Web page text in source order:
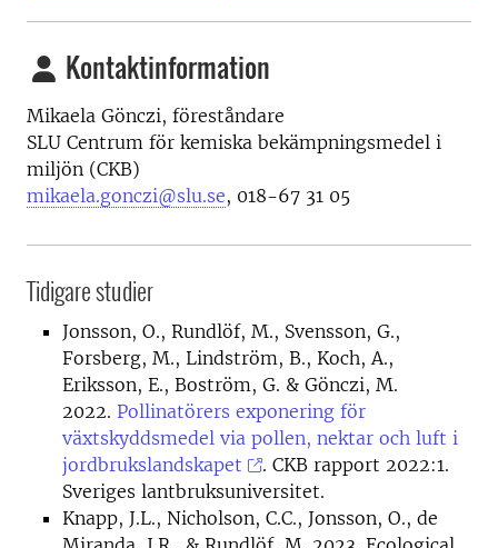
Kontaktinformation
Mikaela Gönczi, föreståndare
SLU Centrum för kemiska bekämpningsmedel i
miljön (CKB)
mikaela.gonczi@slu.se, 018-67 31 05
Tidigare studier
Jonsson, O., Rundlöf, M., Svensson, G.,
Forsberg, M., Lindström, B., Koch, A.,
Eriksson, E., Boström, G. & Gönczi, M.
2022. Pollinatörers exponering för
växtskyddsmedel via pollen, nektar och luft i
jordbrukslandskapet
. CKB rapport 2022:1.
Sveriges lantbruksuniversitet.
Knapp, J.L., Nicholson, C.C., Jonsson, O., de